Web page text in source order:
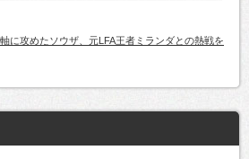
に攻めたソウザ、元LFA王者ミランダとの熱戦を